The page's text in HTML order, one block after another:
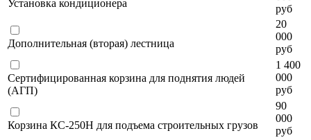
Установка кондиционера
руб
Дополнительная (вторая) лестница
20
000
руб
Сертифицированная корзина для поднятия людей
(АГП)
1 400
000
руб
Корзина КС-250Н для подъема строительных грузов
90
000
руб